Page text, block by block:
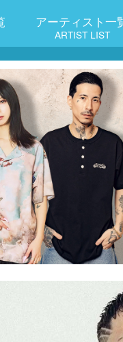
アーティスト一
ARTIST LIST